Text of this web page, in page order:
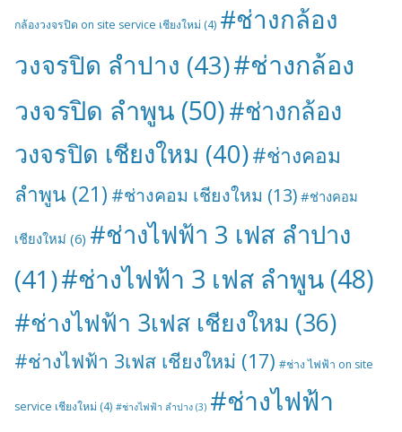
กล้องวงจรปิด on site service เชียงใหม่ (4) #ช่างกล้อง
วงจรปิด ลำปาง (43)#ช่างกล้อง
วงจรปิด ลำพูน (50)#ช่างกล้อง
วงจรปิด เชียงใหม (40)#ช่างคอม
ลำพูน (21) #ช่างคอม เชียงใหม (13) #ช่างคอม
เชียงใหม่ (6) #ช่างไฟฟ้า 3 เฟส ลำปาง
(41)#ช่างไฟฟ้า 3 เฟส ลำพูน (48)
#ช่างไฟฟ้า 3เฟส เชียงใหม (36)
#ช่างไฟฟ้า 3เฟส เชียงใหม่ (17) #ช่าง ไฟฟ้า on site
service เชียงใหม่ (4) #ช่างไฟฟ้า ลำปาง (3) #ช่างไฟฟ้า